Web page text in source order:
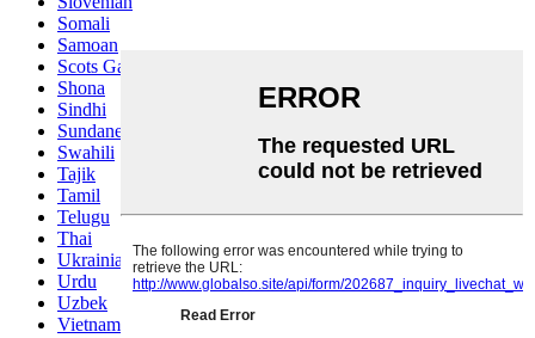
Somali
Samoan
Scots Gaelic
Shona
Sindhi
Sundanese
Swahili
Tajik
Tamil
Telugu
Thai
Ukrainian
Urdu
Uzbek
Vietnamese